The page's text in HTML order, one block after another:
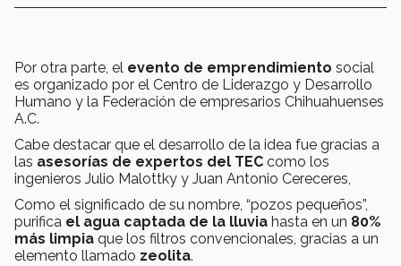
Por otra parte, el evento de emprendimiento social
es organizado por el Centro de Liderazgo y Desarrollo
Humano y la Federación de empresarios Chihuahuenses
A.C.
Cabe destacar que el desarrollo de la idea fue gracias a
las asesorías de expertos del TEC como los
ingenieros Julio Malottky y Juan Antonio Cereceres,
Como el significado de su nombre, “pozos pequeños”,
purifica el agua captada de la lluvia hasta en un 80%
más limpia que los filtros convencionales, gracias a un
elemento llamado zeolita.